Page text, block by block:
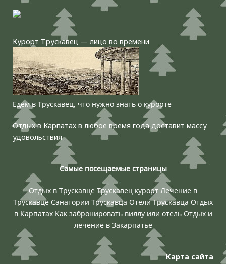
Курорт Трускавец — лицо во времени
Едем в Трускавец, что нужно знать о курорте
Отдых в Карпатах в любое время года доставит массу
удовольствия
Самые посещаемые страницы
Отдых в Трускавце Трускавец курорт Лечение в
Трускавце Санатории Трускавца Отели Трускавца Отдых
в Карпатах Как забронировать виллу или отель Отдых и
лечение в Закарпатье
Карта сайта